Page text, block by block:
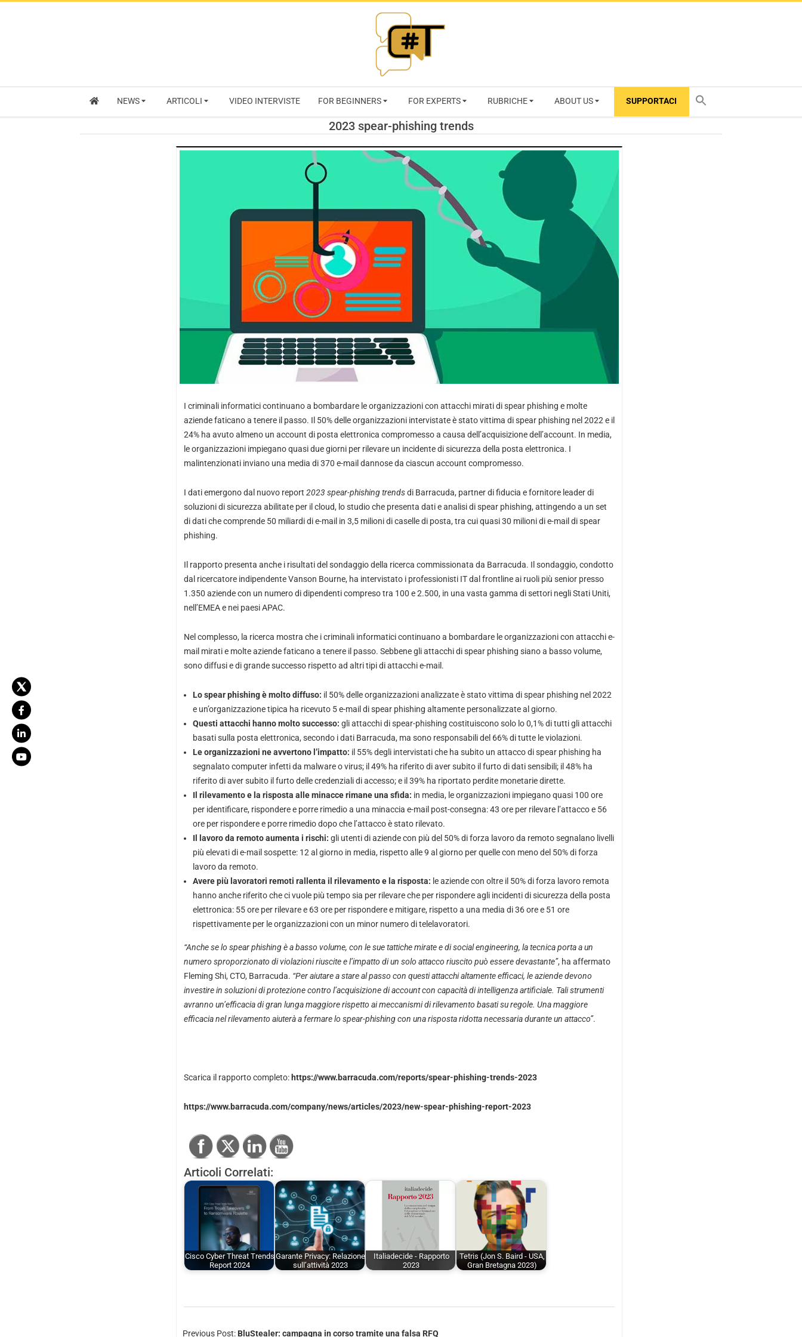
RIVISTA
CYBERSECURITY
TRENDS
NEWS ARTICOLI VIDEO INTERVISTE FOR BEGINNERS FOR EXPERTS RUBRICHE ABOUT US SUPPORTACI
2023 spear-phishing trends
I criminali informatici continuano a bombardare le organizzazioni con attacchi mirati di spear phishing e molte
aziende faticano a tenere il passo. Il 50% delle organizzazioni intervistate è stato vittima di spear phishing nel 2022 e il
24% ha avuto almeno un account di posta elettronica compromesso a causa dell’acquisizione dell’account. In media,
le organizzazioni impiegano quasi due giorni per rilevare un incidente di sicurezza della posta elettronica. I
malintenzionati inviano una media di 370 e-mail dannose da ciascun account compromesso.
I dati emergono dal nuovo report 2023 spear-phishing trendsdi Barracuda, partner di fiducia e fornitore leader di
soluzioni di sicurezza abilitate per il cloud, lo studio che presenta dati e analisi di spear phishing, attingendo a un set
di dati che comprende 50 miliardi di e-mail in 3,5 milioni di caselle di posta, tra cui quasi 30 milioni di e-mail di spear
phishing.
Il rapporto presenta anche i risultati del sondaggio della ricerca commissionata da Barracuda. Il sondaggio, condotto
dal ricercatore indipendente Vanson Bourne, ha intervistato i professionisti IT dal frontline ai ruoli più senior presso
1.350 aziende con un numero di dipendenti compreso tra 100 e 2.500, in una vasta gamma di settori negli Stati Uniti,
nell’EMEA e nei paesi APAC.
Nel complesso, la ricerca mostra che i criminali informatici continuano a bombardare le organizzazioni con attacchi e-
mail mirati e molte aziende faticano a tenere il passo. Sebbene gli attacchi di spear phishing siano a basso volume,
sono diffusi e di grande successo rispetto ad altri tipi di attacchi e-mail.
Lo spear phishing è molto diffuso: il 50% delle organizzazioni analizzate è stato vittima di spear phishing nel 2022
e un’organizzazione tipica ha ricevuto 5 e-mail di spear phishing altamente personalizzate al giorno.
Questi attacchi hanno molto successo: gli attacchi di spear-phishing costituiscono solo lo 0,1% di tutti gli attacchi
basati sulla posta elettronica, secondo i dati Barracuda, ma sono responsabili del 66% di tutte le violazioni.
Le organizzazioni ne avvertono l’impatto: il 55% degli intervistati che ha subito un attacco di spear phishing ha
segnalato computer infetti da malware o virus; il 49% ha riferito di aver subito il furto di dati sensibili; il 48% ha
riferito di aver subito il furto delle credenziali di accesso; e il 39% ha riportato perdite monetarie dirette.
Il rilevamento e la risposta alle minacce rimane una sfida: in media, le organizzazioni impiegano quasi 100 ore
per identificare, rispondere e porre rimedio a una minaccia e-mail post-consegna: 43 ore per rilevare l’attacco e 56
ore per rispondere e porre rimedio dopo che l’attacco è stato rilevato.
Il lavoro da remoto aumenta i rischi: gli utenti di aziende con più del 50% di forza lavoro da remoto segnalano livelli
più elevati di e-mail sospette: 12 al giorno in media, rispetto alle 9 al giorno per quelle con meno del 50% di forza
lavoro da remoto.
Avere più lavoratori remoti rallenta il rilevamento e la risposta: le aziende con oltre il 50% di forza lavoro remota
hanno anche riferito che ci vuole più tempo sia per rilevare che per rispondere agli incidenti di sicurezza della posta
elettronica: 55 ore per rilevare e 63 ore per rispondere e mitigare, rispetto a una media di 36 ore e 51 ore
rispettivamente per le organizzazioni con un minor numero di telelavoratori.
“Anche se lo spear phishing è a basso volume, con le sue tattiche mirate e di social engineering, la tecnica porta a un
numero sproporzionato di violazioni riuscite e l’impatto di un solo attacco riuscito può essere devastante”, ha affermato
Fleming Shi, CTO, Barracuda. “Per aiutare a stare al passo con questi attacchi altamente efficaci, le aziende devono
investire in soluzioni di protezione contro l’acquisizione di account con capacità di intelligenza artificiale. Tali strumenti
avranno un’efficacia di gran lunga maggiore rispetto ai meccanismi di rilevamento basati su regole. Una maggiore
efficacia nel rilevamento aiuterà a fermare lo spear-phishing con una risposta ridotta necessaria durante un attacco”.
Scarica il rapporto completo: https://www.barracuda.com/reports/spear-phishing-trends-2023
https://www.barracuda.com/company/news/articles/2023/new-spear-phishing-report-2023
Articoli Correlati:
Cisco Cyber Threat Trends
Report 2024
Garante Privacy: Relazione
sull’attività 2023
Italiadecide - Rapporto
2023
Tetris (Jon S. Baird - USA,
Gran Bretagna 2023)
Previous Post: BluStealer: campagna in corso tramite una falsa RFQ